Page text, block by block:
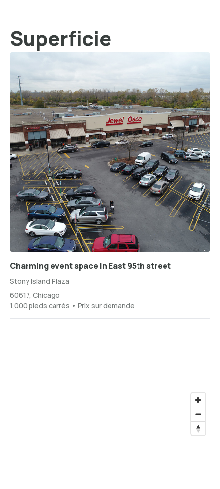
Superficie
Charming event space in East 95th street
Stony Island Plaza
60617, Chicago
1,000 pieds carrés • Prix sur demande